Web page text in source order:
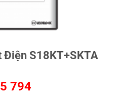
Điện S18KT+SKTA
794